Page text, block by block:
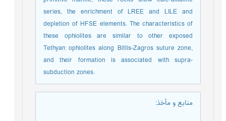
series, the enrichment of LREE and LILE and
depletion of HFSE elements. The characteristics of
these ophiolites are similar to other exposed
Tethyan ophiolites along Bitlis-Zagros suture zone,
and their formation is associated with supra-
subduction zones.
منابع و مأخذ: